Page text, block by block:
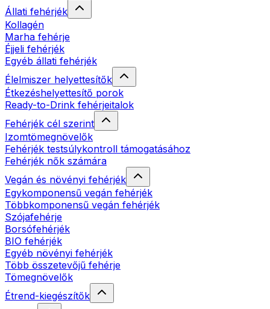
Állati fehérjék
Kollagén
Marha fehérje
Éjjeli fehérjék
Egyéb állati fehérjék
Élelmiszer helyettesítők
Étkezéshelyettesítő porok
Ready-to-Drink fehérjeitalok
Fehérjék cél szerint
Izomtömegnövelők
Fehérjék testsúlykontroll támogatásához
Fehérjék nők számára
Vegán és növényi fehérjék
Egykomponensű vegán fehérjék
Többkomponensű vegán fehérjék
Szójafehérje
Borsófehérjék
BIO fehérjék
Egyéb növényi fehérjék
Több összetevőjű fehérje
Tömegnövelők
Étrend-kiegészítők